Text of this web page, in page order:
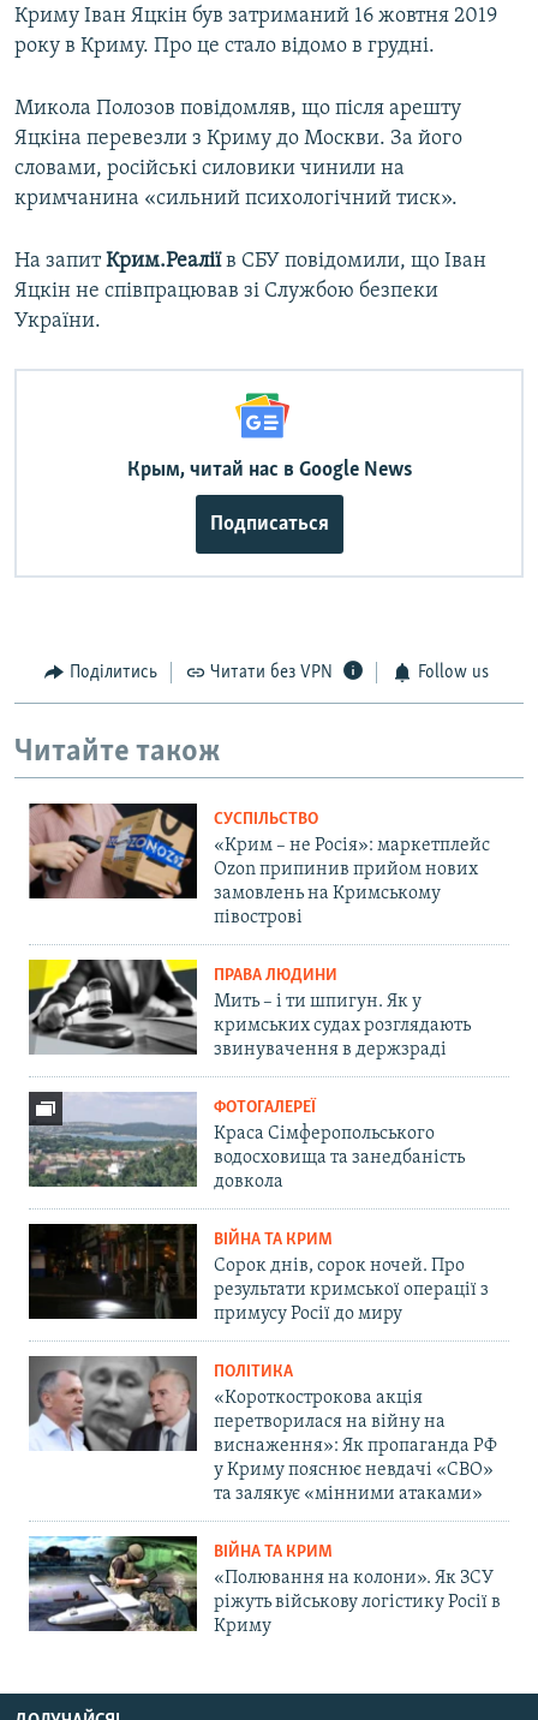
Криму Іван Яцкін був затриманий 16 жовтня 2019
року в Криму. Про це стало відомо в грудні.
Микола Полозов повідомляв, що після арешту
Яцкіна перевезли з Криму до Москви. За його
словами, російські силовики чинили на
кримчанина «сильний психологічний тиск».
На запитКрим.Реаліїв СБУ повідомили, що Іван
Яцкін не співпрацював зі Службою безпеки
України.
Крым, читай нас в Google News
Подписаться
Поділитись Читати без VPN Follow us
Читайте також
СУСПІЛЬСТВО
«Крим – не Росія»: маркетплейс
Ozon припинив прийом нових
замовлень на Кримському
півострові
ПРАВА ЛЮДИНИ
Мить – і ти шпигун. Як у
кримських судах розглядають
звинувачення в держзраді
ФОТОГАЛЕРЕЇ
Краса Сімферопольського
водосховища та занедбаність
довкола
ВІЙНА ТА КРИМ
Сорок днів, сорок ночей. Про
результати кримської операції з
примусу Росії до миру
ПОЛІТИКА
«Короткострокова акція
перетворилася на війну на
виснаження»: Як пропаганда РФ
у Криму пояснює невдачі «СВО»
та залякує «мінними атаками»
ВІЙНА ТА КРИМ
«Полювання на колони». Як ЗСУ
ріжуть військову логістику Росії в
Криму